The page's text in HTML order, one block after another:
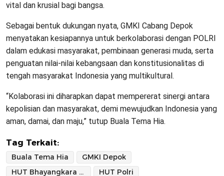
vital dan krusial bagi bangsa.
Sebagai bentuk dukungan nyata, GMKI Cabang Depok
menyatakan kesiapannya untuk berkolaborasi dengan POLRI
dalam edukasi masyarakat, pembinaan generasi muda, serta
penguatan nilai-nilai kebangsaan dan konstitusionalitas di
tengah masyarakat Indonesia yang multikultural.
“Kolaborasi ini diharapkan dapat mempererat sinergi antara
kepolisian dan masyarakat, demi mewujudkan Indonesia yang
aman, damai, dan maju,” tutup Buala Tema Hia.
Tag Terkait:
Buala Tema Hia
GMKI Depok
HUT Bhayangkara ke-79
HUT Polri